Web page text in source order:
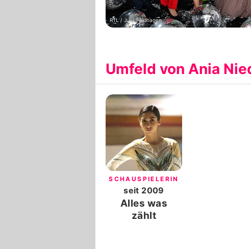
RTL / Julia Feldhagen
Umfeld von Ania
SCHAUSPIELERIN
seit 2009
Alles was
zählt